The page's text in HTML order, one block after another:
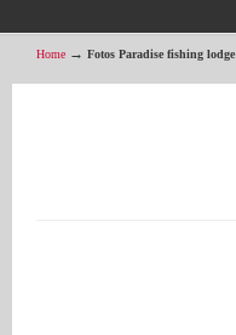
Home → Fotos Paradise fishing lodge